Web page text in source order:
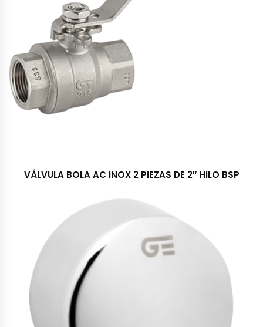
VÁLVULA BOLA AC INOX 2 PIEZAS DE 2″ HILO BSP